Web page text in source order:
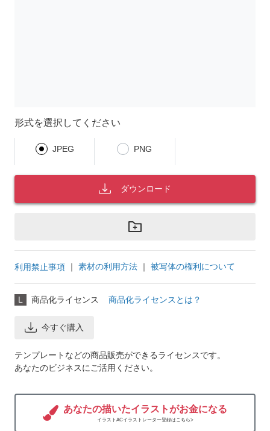
形式を選択してください
JPEG PNG
ダウンロード
利用禁止事項 ｜ 素材の利用方法 ｜ 被写体の権利について
L 商品化ライセンス 商品化ライセンスとは？
今すぐ購入
テンプレートなどの商品販売ができるライセンスです。
あなたのビジネスにご活用ください。
あなたの描いたイラストがお金になる
イラストACイラストレーター登録はこちら>